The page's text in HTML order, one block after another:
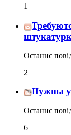
1
Останнє
2
Нужны
Останнє
6